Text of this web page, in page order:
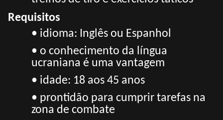
Requisitos
• idioma: Inglês ou Espanhol
• o conhecimento da língua
ucraniana é uma vantagem
• idade: 18 aos 45 anos
• prontidão para cumprir tarefas na
zona de combate